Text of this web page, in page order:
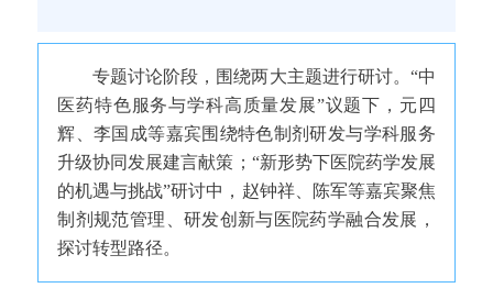
专题讨论阶段，围绕两大主题进行研讨。“中
医药特色服务与学科高质量发展”议题下，元四
辉、李国成等嘉宾围绕特色制剂研发与学科服务
升级协同发展建言献策；“新形势下医院药学发展
的机遇与挑战”研讨中，赵钟祥、陈军等嘉宾聚焦
制剂规范管理、研发创新与医院药学融合发展，
探讨转型路径。